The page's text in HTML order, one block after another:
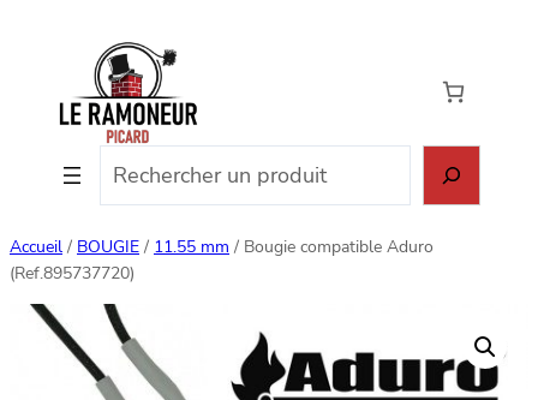
contenu
Accueil / BOUGIE / 11.55 mm / Bougie compatible Aduro
(Ref.895737720)